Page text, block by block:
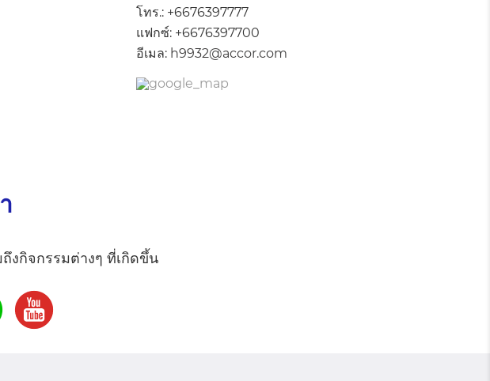
โทร.: +6676397777
แฟกซ์: +6676397700
อีเมล: h9932@accor.com
งกิจกรรมต่างๆ ที่เกิดขึ้น